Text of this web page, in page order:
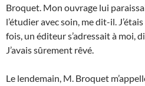
Broquet. Mon ouvrage lui
l’étudier avec soin, me dit-il.
fois, un éditeur s’adressait à moi,
J’avais sûrement rêvé.
Le lendemain, M. Broquet